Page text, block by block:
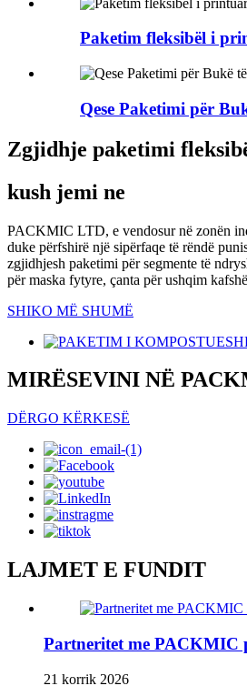
Paketim fleksibël i
Qese Paketimi për
Zgjidhje paketimi
kush jemi ne
PACKMIC LTD, e vendosur në zonën
duke përfshirë një sipërfaqe të rëndë
zgjidhjesh paketimi për segmente të
për maska ​​fytyre, çanta për ushqim
SHIKO MË SHUMË
MIRËSEVINI NË
DËRGO KËRKESË
LAJMET E FUNDIT
Partneritet me PACKMIC
21 korrik 2026